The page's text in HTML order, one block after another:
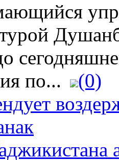
по...
(0)